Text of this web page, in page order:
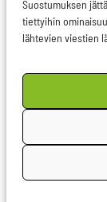
Suostumuksen
tiettyihin
lähtevien viestien